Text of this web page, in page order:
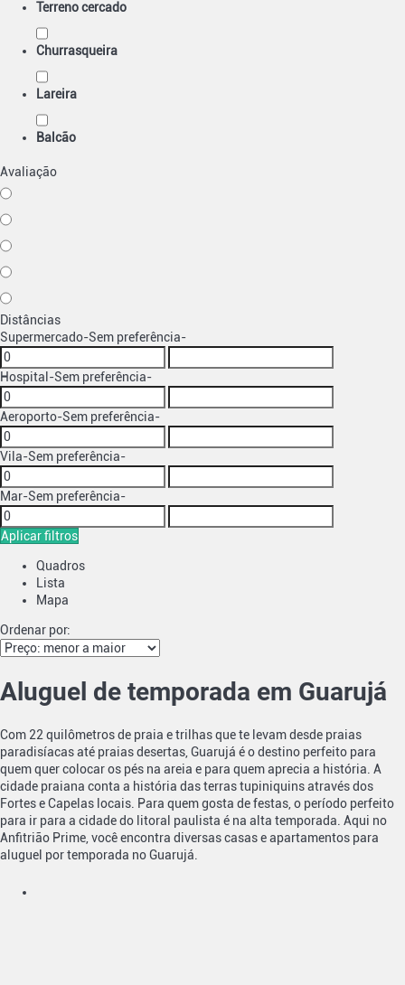
Terreno cercado
Churrasqueira
Lareira
Balcão
Avaliação
Distâncias
Supermercado-Sem preferência-
Hospital -Sem preferência-
Aeroporto-Sem preferência-
Vila-Sem preferência-
Mar-Sem preferência-
Aplicar filtros
Quadros
Lista
Mapa
Ordenar por:
Aluguel de temporada em Guarujá
Com 22 quilômetros de praia e trilhas que te levam desde praias
paradisíacas até praias desertas, Guarujá é o destino perfeito para
quem quer colocar os pés na areia e para quem aprecia a história. A
cidade praiana conta a história das terras tupiniquins através dos
Fortes e Capelas locais. Para quem gosta de festas, o período perfeito
para ir para a cidade do litoral paulista é na alta temporada. Aqui no
Anfitrião Prime, você encontra diversas casas e apartamentos para
aluguel por temporada no Guarujá.